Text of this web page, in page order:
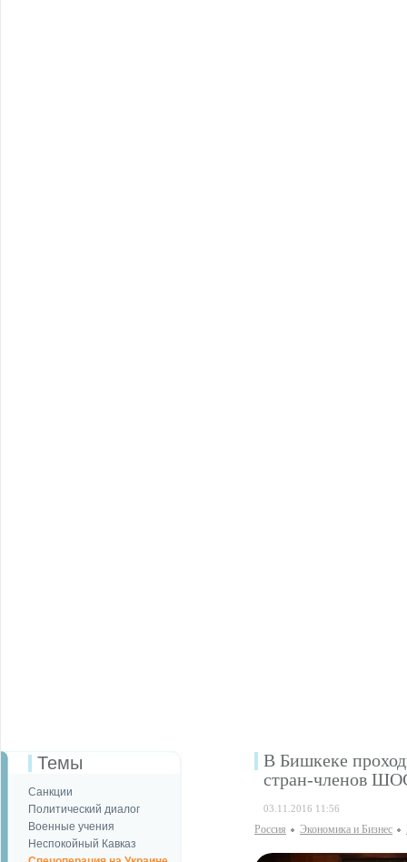
Темы
Санкции
Политический диалог
Военные учения
Неспокойный Кавказ
В Бишкеке
стран-членов
03.11.2016 11:56
Россия Экономика и Бизнес